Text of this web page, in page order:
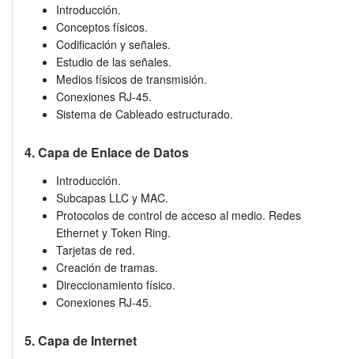
Introducción.
Conceptos físicos.
Codificación y señales.
Estudio de las señales.
Medios físicos de transmisión.
Conexiones RJ-45.
Sistema de Cableado estructurado.
4. Capa de Enlace de Datos
Introducción.
Subcapas LLC y MAC.
Protocolos de control de acceso al medio. Redes
Ethernet y Token Ring.
Tarjetas de red.
Creación de tramas.
Direccionamiento físico.
Conexiones RJ-45.
5. Capa de Internet